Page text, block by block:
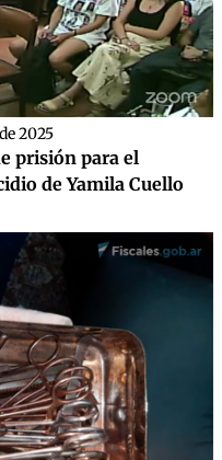
2025
prisión para el
de Yamila Cuello